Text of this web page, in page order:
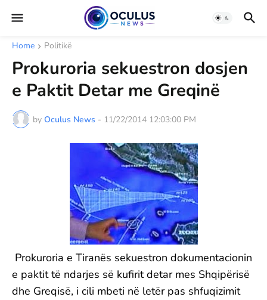
Home Politikë
Prokuroria sekuestron dosjen
e Paktit Detar me Greqinë
by Oculus News - 11/22/2014 12:03:00 PM
Prokuroria e Tiranës sekuestron dokumentacionin
e paktit të ndarjes së kufirit detar mes Shqipërisë
dhe Greqisë, i cili mbeti në letër pas shfuqizimit